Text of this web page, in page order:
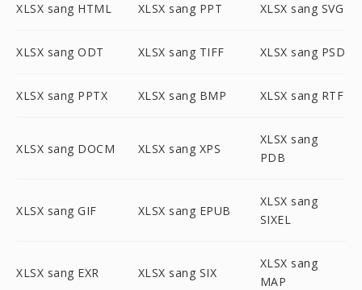
XLSX sang HTML XLSX sang PPT XLSX sang SVG
XLSX sang ODT XLSX sang TIFF XLSX sang PSD
XLSX sang PPTX XLSX sang BMP XLSX sang RTF
XLSX sang DOCM XLSX sang XPS
XLSX sang
PDB
XLSX sang GIF XLSX sang EPUB
XLSX sang
SIXEL
XLSX sang EXR XLSX sang SIX
XLSX sang
MAP